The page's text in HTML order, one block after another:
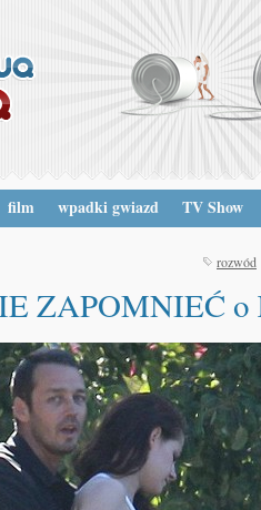
film wpadki gwiazd TV Show
rozwód
ZAPOMNIEĆ